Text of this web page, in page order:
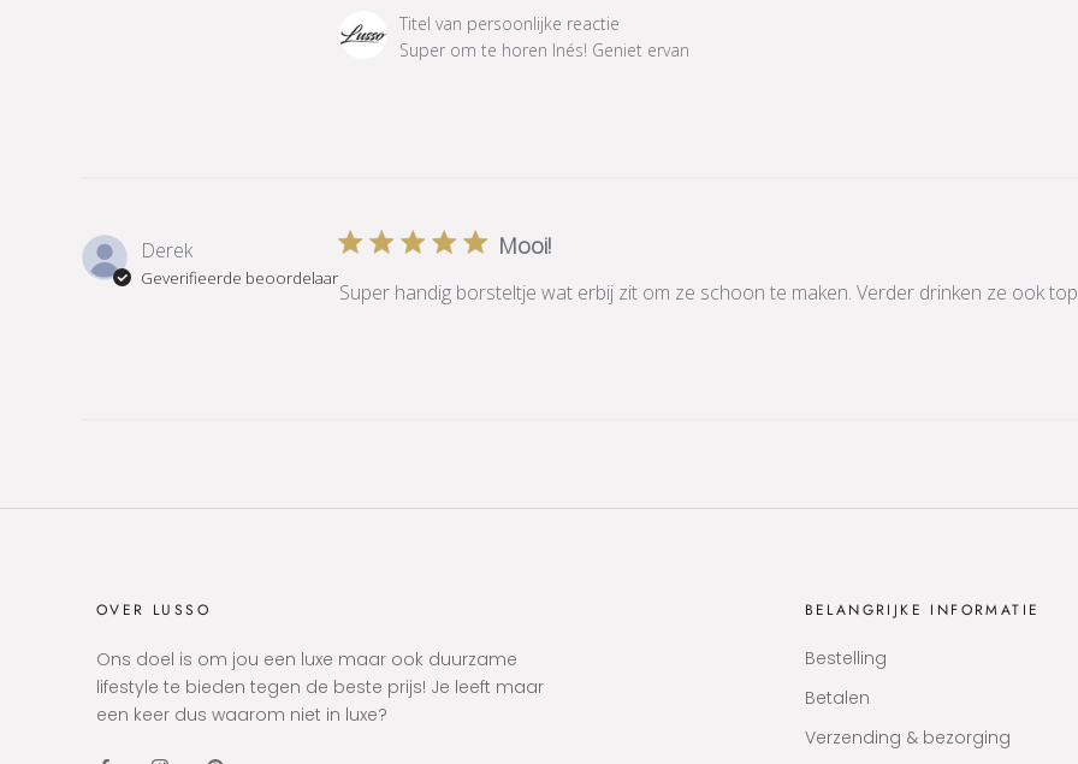
Reactie
van
persoonlijke
reactie
over
Titel van persoonlijke reactie
Super om te horen Inés! Geniet ervan
Derek
Geverifieerde beoordelaar
Mooi!
Super handig borsteltje wat erbij zit om ze schoon te maken. Verder drinken ze ook
OVER LUSSO
Ons doel is om jou een luxe maar ook duurzame
lifestyle te bieden tegen de beste prijs! Je leeft maar
een keer dus waarom niet in luxe?
BELANGRIJKE INFORMATIE
Bestelling
Betalen
Verzending & bezorging